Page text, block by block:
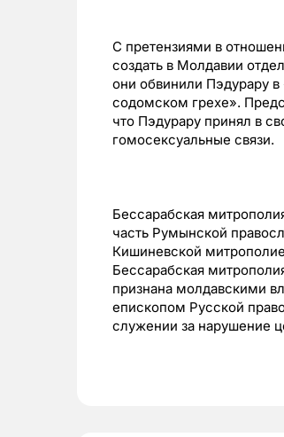
С претензиями в
создать в Молдавии
они обвинили Пэдурару в
содомском грехе».
что Пэдурару принял в
гомосексуальные связи.
Бессарабская
часть Румынской
Кишиневской
Бессарабская
признана молдавскими
епископом Русской
служении за нарушение